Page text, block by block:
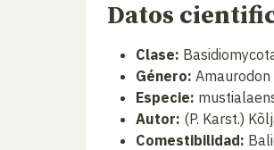
Datos
Clase:
Género: Amaurodon
Especie:
Autor: (P. Karst.)
Comestibilidad: